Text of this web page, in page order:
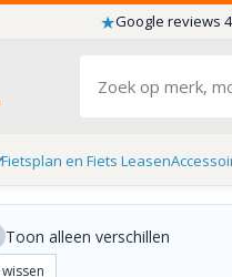
★Google reviews
Fietsplan en Fiets Leasen
Toon alleen verschillen